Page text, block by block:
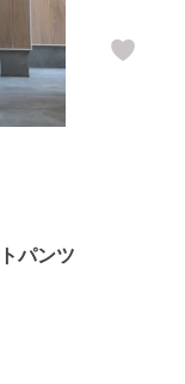
パンツ